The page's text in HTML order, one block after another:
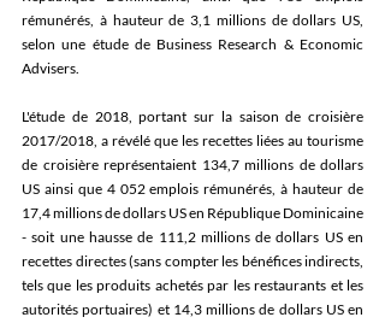
rémunérés, à hauteur de 3,1 millions de dollars US,
selon une étude de Business Research & Economic
Advisers.
L'étude de 2018, portant sur la saison de croisière
2017/2018, a révélé que les recettes liées au tourisme
de croisière représentaient 134,7 millions de dollars
US ainsi que 4 052 emplois rémunérés, à hauteur de
17,4 millions de dollars US en République Dominicaine
- soit une hausse de 111,2 millions de dollars US en
recettes directes (sans compter les bénéfices indirects,
tels que les produits achetés par les restaurants et les
autorités portuaires) et 14,3 millions de dollars US en